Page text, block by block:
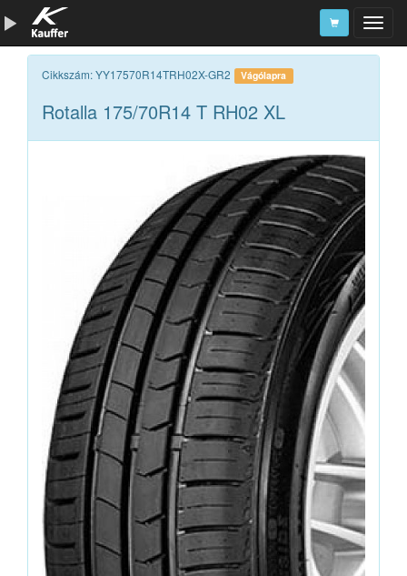
Szerszámkatalógus
Kosár
Alkatrészek
Cikkszám: YY17570R14TRH02X-GR2 Vágólapra
Rotalla 175/70R14 T RH02 XL